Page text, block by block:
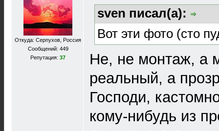
Откуда: Серпухов, Россия
Сообщений: 449
Репутация: 37
sven писал(а):
Вот эти фото (сто
Не, не монтаж, а
реальный, а
Господи,
кому-нибудь из